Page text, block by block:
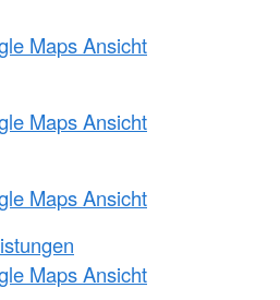
Maps Ansicht
Maps Ansicht
Maps Ansicht
Maps Ansicht